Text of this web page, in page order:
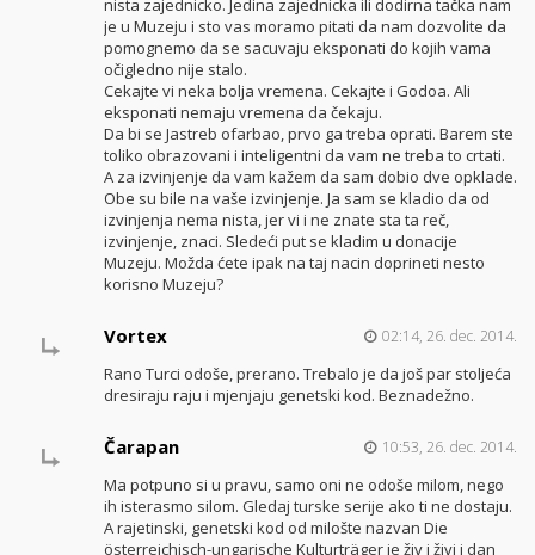
nista zajednicko. Jedina zajednicka ili dodirna tačka nam
je u Muzeju i sto vas moramo pitati da nam dozvolite da
pomognemo da se sacuvaju eksponati do kojih vama
očigledno nije stalo.
Cekajte vi neka bolja vremena. Cekajte i Godoa. Ali
eksponati nemaju vremena da čekaju.
Da bi se Jastreb ofarbao, prvo ga treba oprati. Barem ste
toliko obrazovani i inteligentni da vam ne treba to crtati.
A za izvinjenje da vam kažem da sam dobio dve opklade.
Obe su bile na vaše izvinjenje. Ja sam se kladio da od
izvinjenja nema nista, jer vi i ne znate sta ta reč,
izvinjenje, znaci. Sledeći put se kladim u donacije
Muzeju. Možda ćete ipak na taj nacin doprineti nesto
korisno Muzeju?
Vortex 02:14, 26. dec. 2014.
Rano Turci odoše, prerano. Trebalo je da još par stoljeća
dresiraju raju i mjenjaju genetski kod. Beznadežno.
Čarapan 10:53, 26. dec. 2014.
Ma potpuno si u pravu, samo oni ne odoše milom, nego
ih isterasmo silom. Gledaj turske serije ako ti ne dostaju.
A rajetinski, genetski kod od milošte nazvan Die
österreichisch-ungarische Kulturträger je živ i živi i dan